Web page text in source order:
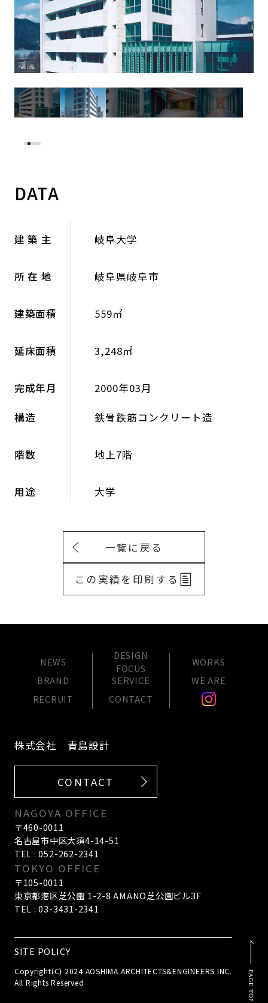
DATA
建 築 主 岐阜大学
所 在 地 岐阜県岐阜市
建築面積 559㎡
延床面積 3,248㎡
完成年月 2000年03月
構造 鉄骨鉄筋コンクリート造
階数 地上7階
用途 大学
一覧に戻る
この実績を印刷する
NEWS
DESIGN
FOCUS
WORKS
BRAND
SERVICE
WE ARE
RECRUIT
CONTACT
株式会社 青島設計
CONTACT
NAGOYA OFFICE
〒460-0011
名古屋市中区大須4-14-51
TEL : 052-262-2341
TOKYO OFFICE
〒105-0011
東京都港区芝公園 1-2-8 AMANO芝公園ビル3F
TEL : 03-3431-2341
Copyright(C) 2024 AOSHIMA ARCHITECTS&ENGINEERS INC.
All Rights Reserved
SITE POLICY